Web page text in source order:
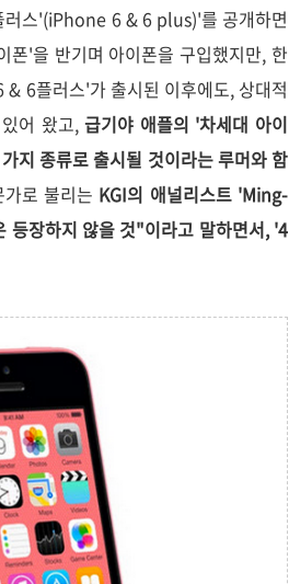
러스'(iPhone 6 & 6 plus)'를 공개하면
폰'을 반기며 아이폰을 구입했지만, 한
6플러스'가 출시된 이후에도, 상대적
어 왔고,급기야 애플의 '차세대 아이
지 종류로 출시될 것이라는 루머와 함
가로 불리는 KGI의 애널리스트 'Ming-
등장하지 않을 것"이라고 말하면서, '4